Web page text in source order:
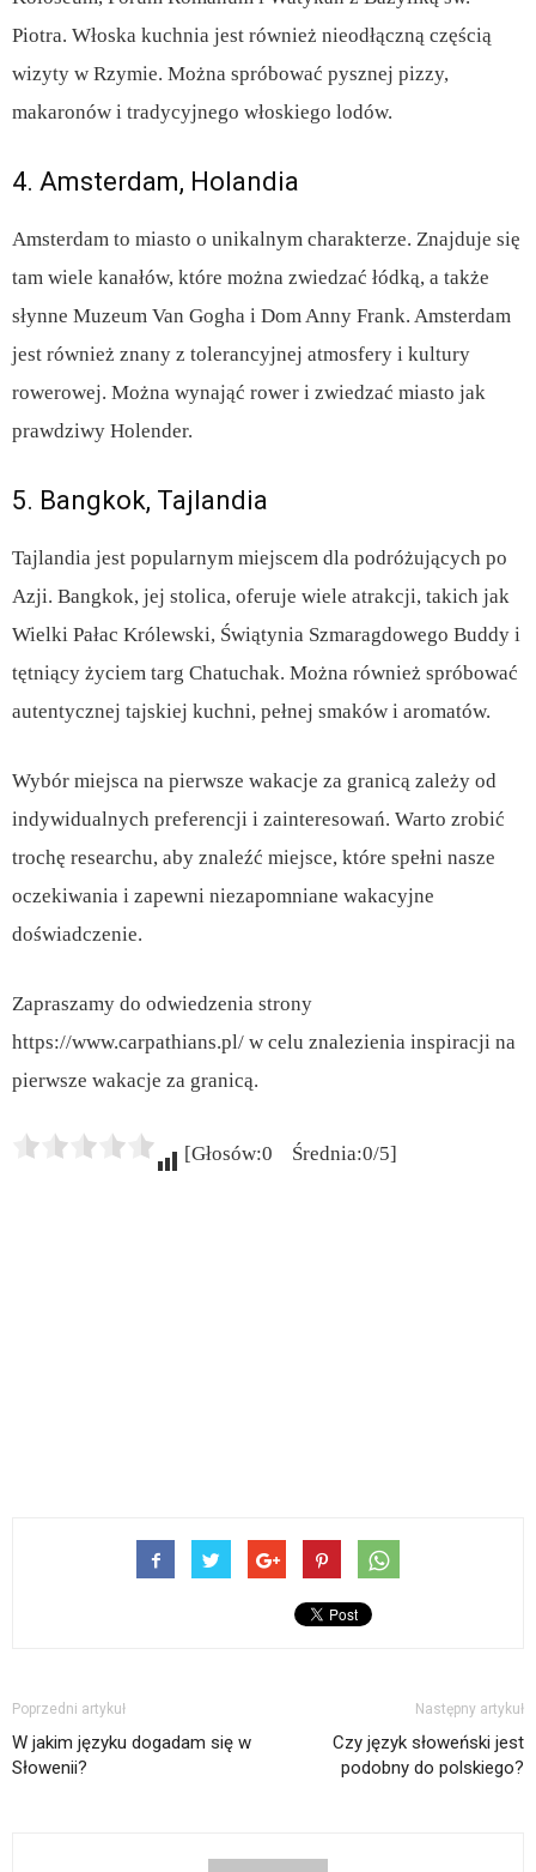
Piotra. Włoska kuchnia jest również nieodłączną częścią
wizyty w Rzymie. Można spróbować pysznej pizzy,
makaronów i tradycyjnego włoskiego lodów.
4. Amsterdam, Holandia
Amsterdam to miasto o unikalnym charakterze. Znajduje się
tam wiele kanałów, które można zwiedzać łódką, a także
słynne Muzeum Van Gogha i Dom Anny Frank. Amsterdam
jest również znany z tolerancyjnej atmosfery i kultury
rowerowej. Można wynająć rower i zwiedzać miasto jak
prawdziwy Holender.
5. Bangkok, Tajlandia
Tajlandia jest popularnym miejscem dla podróżujących po
Azji. Bangkok, jej stolica, oferuje wiele atrakcji, takich jak
Wielki Pałac Królewski, Świątynia Szmaragdowego Buddy i
tętniący życiem targ Chatuchak. Można również spróbować
autentycznej tajskiej kuchni, pełnej smaków i aromatów.
Wybór miejsca na pierwsze wakacje za granicą zależy od
indywidualnych preferencji i zainteresowań. Warto zrobić
trochę researchu, aby znaleźć miejsce, które spełni nasze
oczekiwania i zapewni niezapomniane wakacyjne
doświadczenie.
Zapraszamy do odwiedzenia strony
https://www.carpathians.pl/ w celu znalezienia inspiracji na
pierwsze wakacje za granicą.
[Głosów:0 Średnia:0/5]
Poprzedni artykuł
W jakim języku dogadam się w
Słowenii?
Następny artykuł
Czy język słoweński jest
podobny do polskiego?